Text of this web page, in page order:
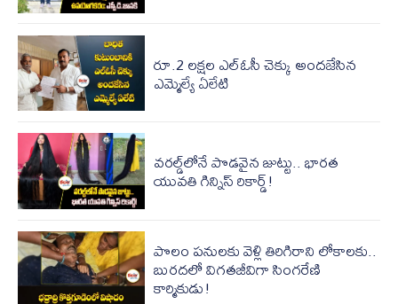
రూ.2 లక్షల ఎల్‌ఓసీ చెక్కు అందజేసిన
ఎమ్మెల్యే ఏలేటి
వ‌ర‌ల్డ్‌లోనే పొడ‌వైన జుట్టు.. భారత
యువతి గిన్నిస్ రికార్డ్‌!
పొలం పనులకు వెళ్లి తిరిగిరాని లోకాలకు..
బురదలో విగతజీవిగా సింగరేణి
కార్మికుడు!